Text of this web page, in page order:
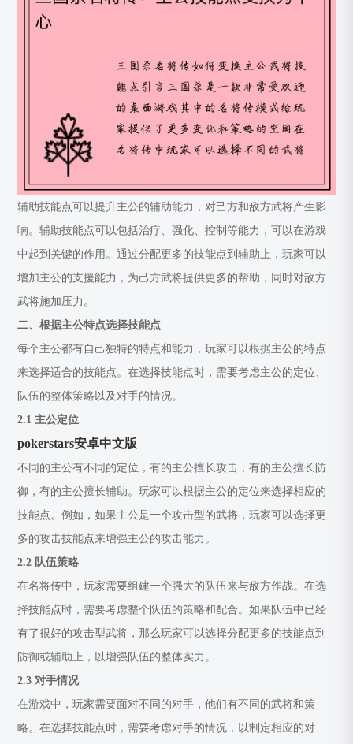
辅助技能点可以提升主公的辅助能力，对己方和敌方武将产生影
响。辅助技能点可以包括治疗、强化、控制等能力，可以在游戏
中起到关键的作用。通过分配更多的技能点到辅助上，玩家可以
增加主公的支援能力，为己方武将提供更多的帮助，同时对敌方
武将施加压力。
二、根据主公特点选择技能点
每个主公都有自己独特的特点和能力，玩家可以根据主公的特点
来选择适合的技能点。在选择技能点时，需要考虑主公的定位、
队伍的整体策略以及对手的情况。
2.1 主公定位
pokerstars安卓中文版
不同的主公有不同的定位，有的主公擅长攻击，有的主公擅长防
御，有的主公擅长辅助。玩家可以根据主公的定位来选择相应的
技能点。例如，如果主公是一个攻击型的武将，玩家可以选择更
多的攻击技能点来增强主公的攻击能力。
2.2 队伍策略
在名将传中，玩家需要组建一个强大的队伍来与敌方作战。在选
择技能点时，需要考虑整个队伍的策略和配合。如果队伍中已经
有了很好的攻击型武将，那么玩家可以选择分配更多的技能点到
防御或辅助上，以增强队伍的整体实力。
2.3 对手情况
在游戏中，玩家需要面对不同的对手，他们有不同的武将和策
略。在选择技能点时，需要考虑对手的情况，以制定相应的对